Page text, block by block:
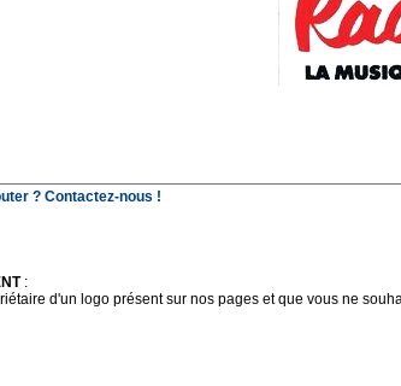
? Contactez-nous !
:
d'un logo présent sur nos pages et que vous ne